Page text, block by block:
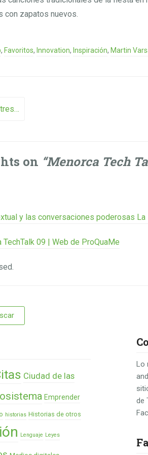
con zapatos nuevos.
, Favoritos, Innovation, Inspiración, Martin
on “Menorca Tech
y las conversaciones poderosas
TechTalk 09 | Web de ProQuaMe
Ciudad de las
Emprender
historias Historias de otros
Lenguaje Leyes
Lo
de